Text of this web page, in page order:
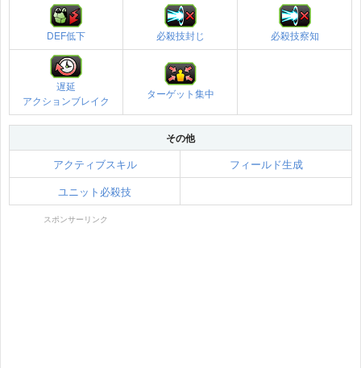
DEF低下 必殺技封じ 必殺技察知
遅延
アクションブレイク
ターゲット集中
その他
アクティブスキル
フィールド生成
ユニット必殺技
スポンサーリンク